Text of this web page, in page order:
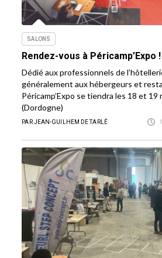
SALONS
Rendez-vous à Péricamp’Expo !
Dédié aux professionnels de
généralement aux hébergeurs et
Péricamp’Expo se tiendra les 18 et 19
(Dordogne)
PAR JEAN-GUILHEM DE TARLÉ